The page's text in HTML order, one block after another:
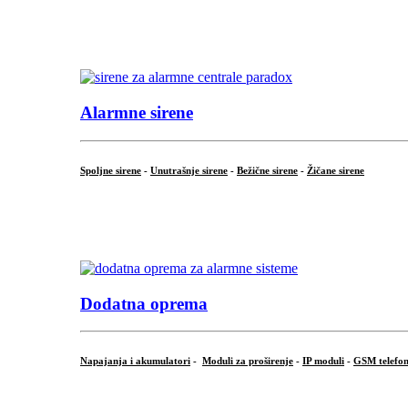
Alarmne sirene
Spoljne sirene - Unutrašnje sirene - Bežične sirene - Žičane sirene
Dodatna oprema
Napajanja i akumulatori - Moduli za proširenje - IP moduli - GSM